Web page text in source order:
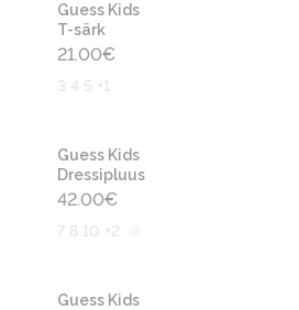
Guess Kids
T-särk
21.00€
3 4 5 +1
Guess Kids
Dressipluus
42.00€
7 8 10 +2
Guess Kids